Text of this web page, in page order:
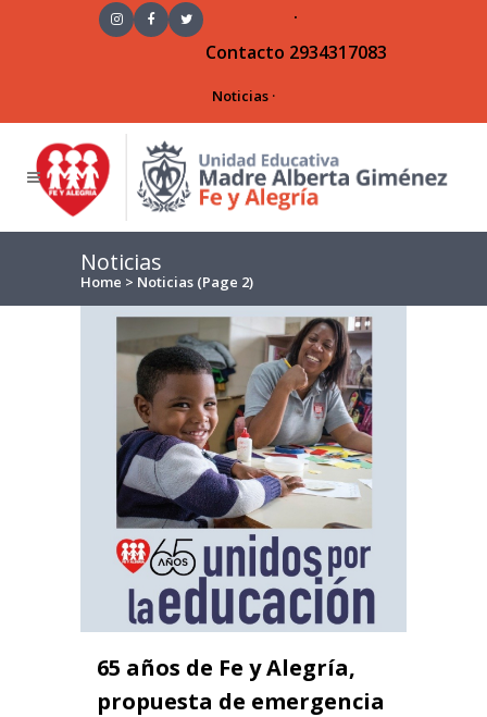
·
Contacto 2934317083
Noticias ·
Noticias
Home > Noticias (Page 2)
65 años de Fe y Alegría,
propuesta de emergencia